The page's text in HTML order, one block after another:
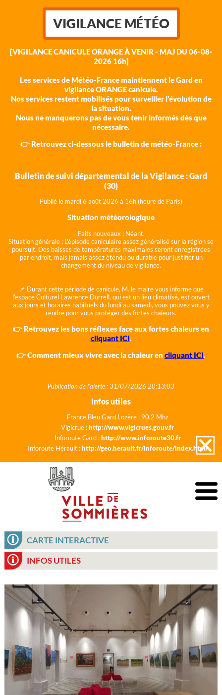
VIGILANCE MÉTÉO
[VIGILANCE CANICULE ORANGE À VENIR - MAJ DU 06-08-
2026 16h]
Les services de Météo-France maintiennent le Gard en
vigilance ORANGE canicule.
Nos services restent mobilisés pour surveiller l'évolution de
la situation.
Nous ne manquerons pas de vous tenir informés dès que
nécessaire.
👉 Retrouvez ci-dessous le bulletin de météo-France :
Bulletin de suivi départemental de la Vigilance : Gard
(30)
Publié le mardi 6 août 2026 à 16h (heure de Paris)
Situation météorologique
Faits nouveaux : Néant.
Situation générale : L'épisode caniculaire assez généralisé sur la région se
poursuit. Des baisses de températures maximales seront enregistrées
par endroit, mais jamais assez étendu ou durable pour justifier un
changement du niveau de vigilance.
📌 Durant cette période de canicule, M. le maire vous informe que
l'espace Culturel Lawrence Durrell, qui est un lieu climatisé, est ouvert
aux jours et horaires habituels du lundi au samedi, vous pouvez vous y
rendre pour vous protéger des fortes chaleurs.
👉 Retrouvez les bons réflexes face aux fortes chaleurs en
cliquant ICI.
👉 Comment mieux vivre avec la chaleur en cliquant ICI.
Publication de l'alerte : 31/07/2026 20:13:03
Infos utiles
France Bleu Gard Lozère : 90.2 Mhz
Vigicrue :http://www.vigicrues.gouv.fr
Inforoute Gard :http://www.inforoute30.fr
Inforoute Hérault :http://geo.herault.fr/inforoute/index.html
CARTE INTERACTIVE
INFOS UTILES